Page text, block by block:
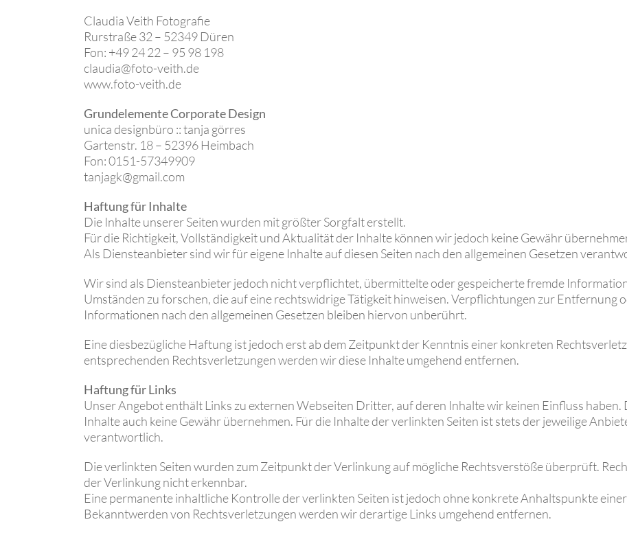
Claudia Veith Fotografie
Rurstraße 32 – 52349 Düren
Fon: +49 24 22 – 95 98 198
claudia@foto-veith.de
www.foto-veith.de
Grundelemente Corporate Design
unica designbüro :: tanja görres
Gartenstr. 18 – 52396 Heimbach
Fon: 0151-57349909
tanjagk@gmail.com
Haftung für Inhalte
Die Inhalte unserer Seiten wurden mit größter Sorgfalt erstellt.
Für die Richtigkeit, Vollständigkeit und Aktualität der Inhalte können wir jedoch keine Gewähr
Als Diensteanbieter sind wir für eigene Inhalte auf diesen Seiten nach den allgemeinen Gesetzen
Wir sind als Diensteanbieter jedoch nicht verpflichtet, übermittelte oder gespeicherte fremde
Umständen zu forschen, die auf eine rechtswidrige Tätigkeit hinweisen. Verpflichtungen zur Entfernung
Informationen nach den allgemeinen Gesetzen bleiben hiervon unberührt.
Eine diesbezügliche Haftung ist jedoch erst ab dem Zeitpunkt der Kenntnis einer konkreten
entsprechenden Rechtsverletzungen werden wir diese Inhalte umgehend entfernen.
Haftung für Links
Unser Angebot enthält Links zu externen Webseiten Dritter, auf deren Inhalte wir keinen Einfluss
Inhalte auch keine Gewähr übernehmen. Für die Inhalte der verlinkten Seiten ist stets der jeweilige
verantwortlich.
Die verlinkten Seiten wurden zum Zeitpunkt der Verlinkung auf mögliche Rechtsverstöße überprüft.
der Verlinkung nicht erkennbar.
Eine permanente inhaltliche Kontrolle der verlinkten Seiten ist jedoch ohne konkrete Anhaltspunkte
Bekanntwerden von Rechtsverletzungen werden wir derartige Links umgehend entfernen.